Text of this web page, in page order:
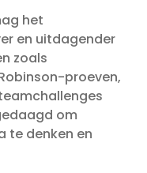
het
en uitdagender
zoals
proeven,
om
te denken en